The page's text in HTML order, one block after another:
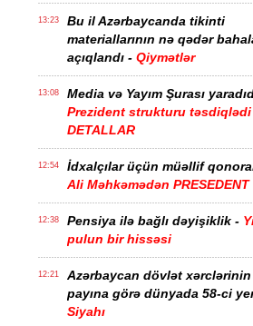
13:23
Bu il Azərbaycanda tikinti
materiallarının nə qədər
açıqlandı - Qiymətlər
13:08
Media və Yayım Şurası
Prezident strukturu təsdiqlədi
DETALLAR
12:54
İdxalçılar üçün müəllif
Ali Məhkəmədən
12:38 Pensiya ilə bağlı dəyişiklik -
pulun bir hissəsi
12:21
Azərbaycan dövlət xərclərinin
payına görə dünyada 58-ci
Siyahı